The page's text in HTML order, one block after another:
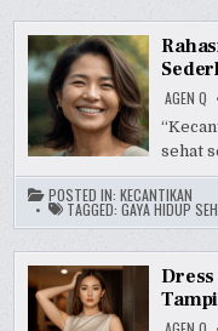
AGEN Q
sehat
POSTED IN:KECANTIKAN
TAGGED:GAYA HIDUP